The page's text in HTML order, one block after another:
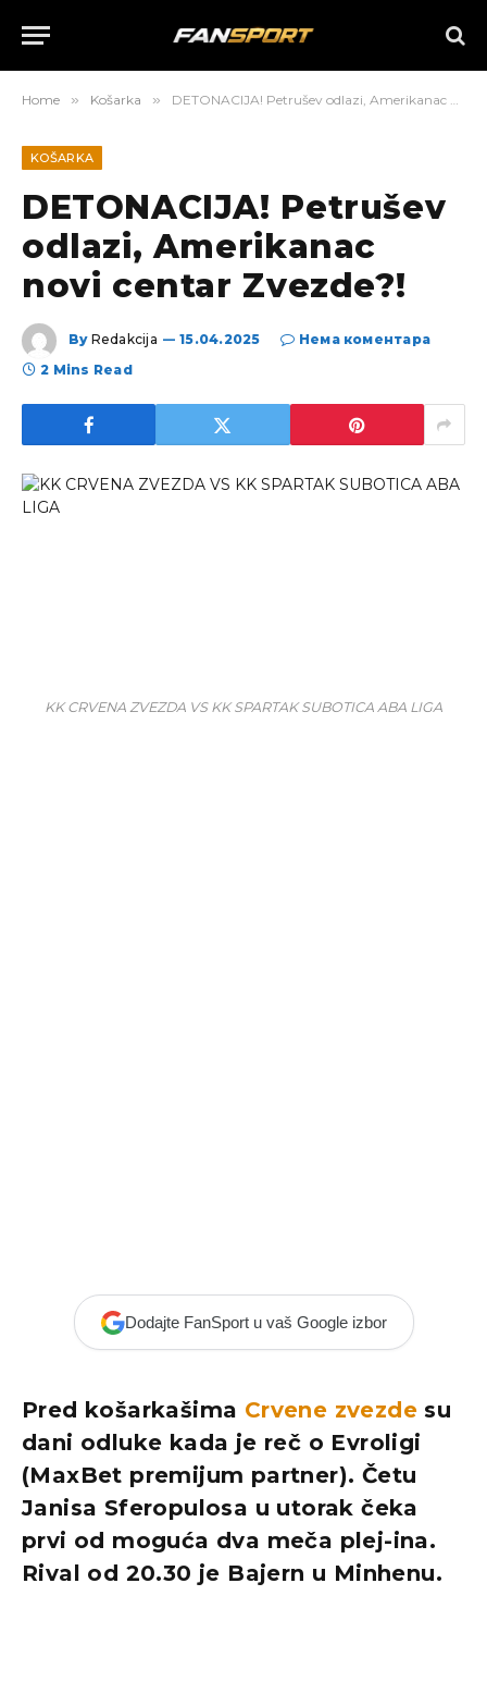
Home » Košarka » DETONACIJA! Petrušev odlazi, Amerikanac novi centar Zvezde?!
KOŠARKA
DETONACIJA! Petrušev
odlazi, Amerikanac
novi centar Zvezde?!
By Redakcija 15.04.2025
Нема коментара
2 Mins Read
KK CRVENA ZVEZDA VS KK SPARTAK SUBOTICA ABA LIGA
Dodajte FanSport u vaš Google izbor
Pred košarkašima Crvene zvezde su
dani odluke kada je reč o Evroligi
(MaxBet premijum partner). Četu
Janisa Sferopulosa u utorak čeka
prvi od moguća dva meča plej-ina.
Rival od 20.30 je Bajern u Minhenu.